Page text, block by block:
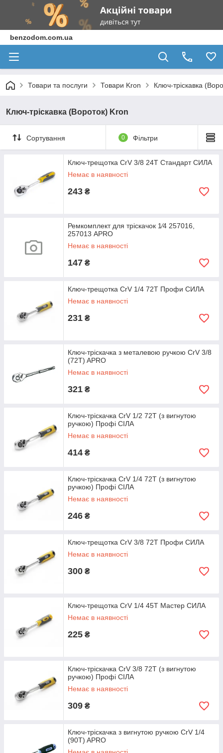
benzodom.com.ua
Товари та послуги Товари Kron Ключ-тріскавка
Ключ-тріскавка (Вороток) Kron
Сортування 0 Фільтри
Ключ-трещотка CrV 3/8 24T Стандарт СИЛА
Немає в наявності
243 ₴
Ремкомплект для тріскачок 1⁄4 257016,
257013 APRO
Немає в наявності
147 ₴
Ключ-трещотка CrV 1/4 72T Профи СИЛА
Немає в наявності
231 ₴
Ключ-тріскачка з металевою ручкою CrV 3/8
(72T) APRO
Немає в наявності
321 ₴
Ключ-тріскачка CrV 1/2 72T (з вигнутою
ручкою) Профі СІЛА
Немає в наявності
414 ₴
Ключ-тріскачка CrV 1/4 72T (з вигнутою
ручкою) Профі СІЛА
Немає в наявності
246 ₴
Ключ-трещотка CrV 3/8 72T Профи СИЛА
Немає в наявності
300 ₴
Ключ-трещотка CrV 1/4 45T Мастер СИЛА
Немає в наявності
225 ₴
Ключ-тріскачка CrV 3/8 72T (з вигнутою
ручкою) Профі СІЛА
Немає в наявності
309 ₴
Ключ-тріскачка з вигнутою ручкою CrV 1/4
(90T) APRO